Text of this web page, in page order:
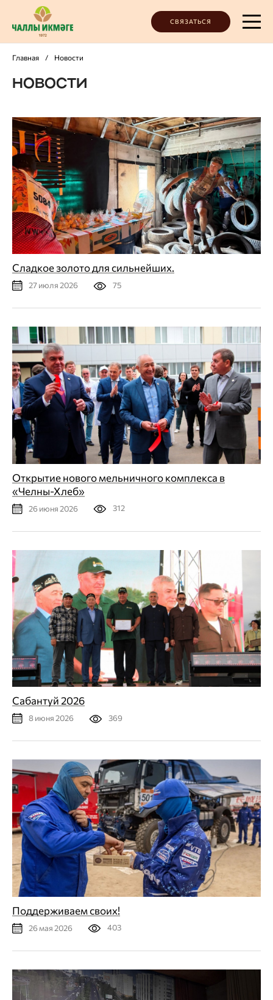
СВЯЗАТЬСЯ
Главная / Новости
НОВОСТИ
Сладкое золото для сильнейших.
27 июля 2026 75
Открытие нового мельничного комплекса в
«Челны-Хлеб»
26 июня 2026 312
Сабантуй 2026
8 июня 2026 369
Поддерживаем своих!
26 мая 2026 403